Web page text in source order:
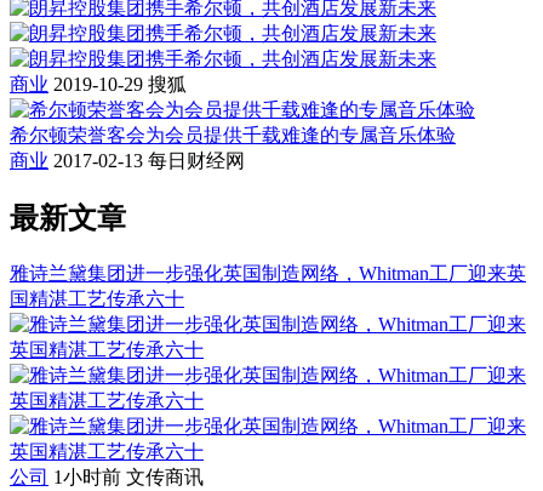
商业 2019-10-29 搜狐
希尔顿荣誉客会为会员提供千载难逢的专属音乐体验
商业 2017-02-13 每日财经网
最新文章
雅诗兰黛集团进一步强化英国制造网络，Whitman工厂迎来英
国精湛工艺传承六十
公司 1小时前 文传商讯